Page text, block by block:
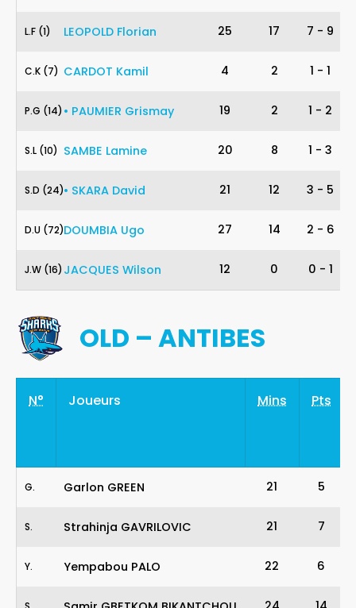
1 LEOPOLD Florian
L.F (1) 25 17 7 - 9
7 CARDOT Kamil
C.K (7) 4 2 1 - 1
14 • PAUMIER Grismay
P.G (14) 19 2 1 - 2
10 SAMBE Lamine
S.L (10) 20 8 1 - 3
24 • SKARA David
S.D (24) 21 12 3 - 5
72 DOUMBIA Ugo
D.U (72) 27 14 2 - 6
16 JACQUES Wilson
J.W (16) 12 0 0 - 1
OLD – ANTIBES
N° Joueurs Mins Pts
Garlon GREEN
G. 21 5
Strahinja GAVRILOVIC
S. 21 7
Yempabou PALO
Y. 22 6